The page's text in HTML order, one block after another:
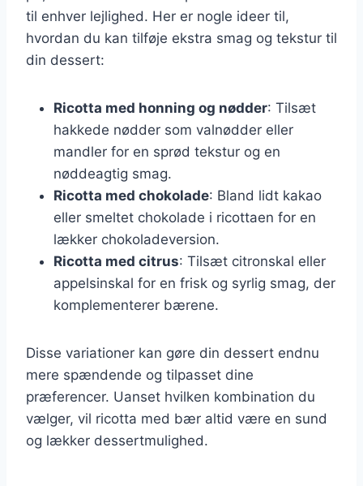
til enhver lejlighed. Her er nogle ideer til,
hvordan du kan tilføje ekstra smag og tekstur til
din dessert:
Ricotta med honning og nødder: Tilsæt
hakkede nødder som valnødder eller
mandler for en sprød tekstur og en
nøddeagtig smag.
Ricotta med chokolade: Bland lidt kakao
eller smeltet chokolade i ricottaen for en
lækker chokoladeversion.
Ricotta med citrus: Tilsæt citronskal eller
appelsinskal for en frisk og syrlig smag, der
komplementerer bærene.
Disse variationer kan gøre din dessert endnu
mere spændende og tilpasset dine
præferencer. Uanset hvilken kombination du
vælger, vil ricotta med bær altid være en sund
og lækker dessertmulighed.